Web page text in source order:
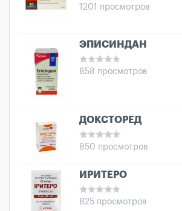
1201 просмотров
ЭПИСИНДАН
858 просмотров
ДОКСТОРЕД
850 просмотров
ИРИТЕРО
825 просмотров